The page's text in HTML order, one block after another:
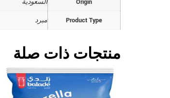
Product Type
مبرد
منتجات ذات صلة